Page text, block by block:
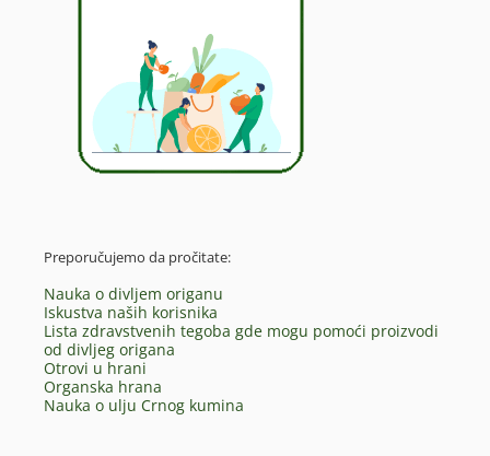
Preporučujemo da pročitate:
Nauka o divljem origanu
Iskustva naših korisnika
Lista zdravstvenih tegoba gde mogu pomoći proizvodi
od divljeg origana
Otrovi u hrani
Organska hrana
Nauka o ulju Crnog kumina